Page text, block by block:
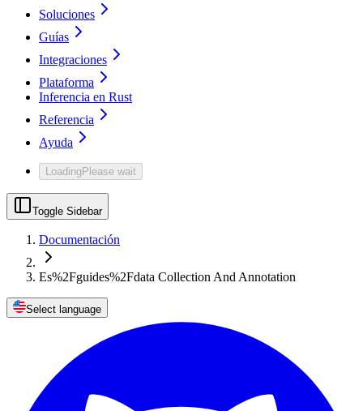
Soluciones
Guías
Integraciones
Plataforma
Inferencia en Rust
Referencia
Ayuda
LoadingPlease wait
Toggle Sidebar
Documentación
Es%2Fguides%2Fdata Collection And Annotation
Select language